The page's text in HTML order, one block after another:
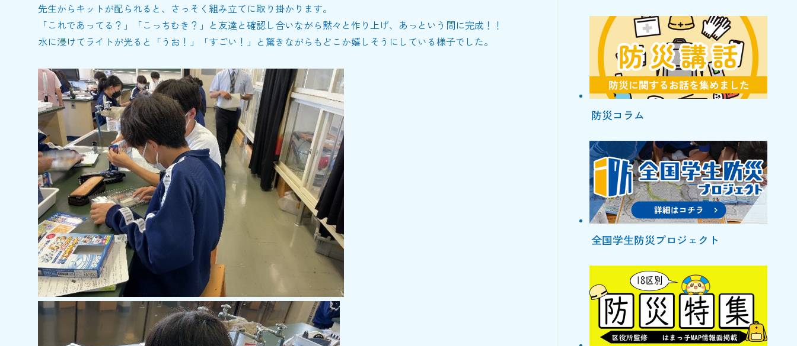
先生からキットが配られると、さっそく組み立てに取り掛かります。
「これであってる？」「こっちむき？」と友達と確認し合いながら黙々と作り上げ、あっという間に完成！！
水に浸けてライトが光ると「うお！」「すごい！」と驚きながらもどこか嬉しそうにしている様子でした。
防災コラム
全国学生防災プロジェクト